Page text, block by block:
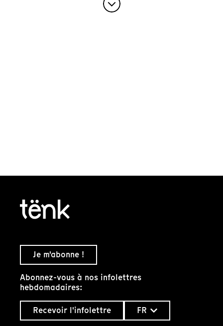
Je m'abonne !
Abonnez-vous à nos infolettres
hebdomadaires:
Recevoir l'infolettre
FR